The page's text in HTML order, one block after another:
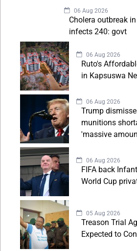
06 Aug 2026
Cholera outbreak
infects 240: govt
06 Aug 2026
Ruto's
in Kapsuswa
06 Aug 2026
Trump
munitions
'massive
06 Aug 2026
FIFA back
World Cup
05 Aug 2026
Treason Trial
Expected to